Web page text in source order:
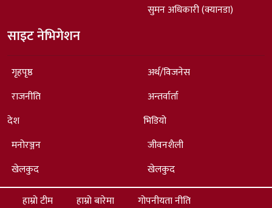
सुमन अधिकारी (क्यानडा)
साइट नेभिगेशन
गृहपृष्ठ
राजनीति
देश
मनोरञ्जन
खेलकुद
अर्थ/विजनेस
अन्तर्वार्ता
भिडियो
जीवनशैली
खेलकुद
हाम्रो टीम
हाम्रो बारेमा गोपनीयता नीति